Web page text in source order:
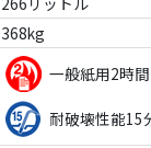
368kg
一般紙用2時
耐破壊性能15